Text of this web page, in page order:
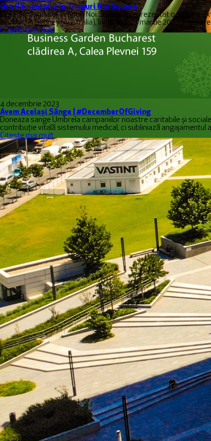
4 decembrie 2023
Avem Același Sânge | #DecemberOfGiving
Doneaza sange Umbrela campaniilor noastre caritabile și
contribuție vitală sistemului medical, ci subliniază
Citeste mai mult
Ora Pământului în Timpuri Noi Square
Ora Pământului în Timpuri Noi Square a reprezentat o acțiune
avut loc în Sydney (Australia), în data de 21 martie 2007. Între
Citeste mai mult